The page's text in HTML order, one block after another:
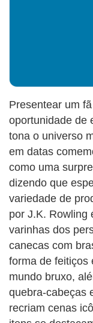
Presentear um
oportunidade de
tona o universo
em datas
como uma
dizendo que
variedade de
por J.K. Rowling
varinhas dos
canecas com
forma de feitiços
mundo bruxo,
quebra-cabeças
recriam cenas